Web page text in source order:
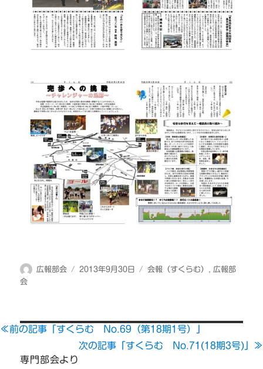
投
広報部会
投
2013年9月30日
カ
会報（すくらむ） , 広報部
会
≪前の記事「すくらむ No.69（第18期1号）」
次の記事「すくらむ No.71(18期3号)」≫
専門部会より